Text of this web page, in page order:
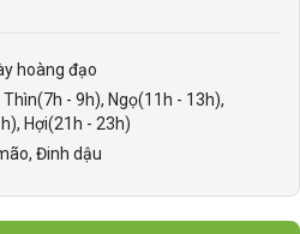
hoàng đạo
- 9h), Ngọ(11h - 13h),
Hợi(21h - 23h)
Đinh dậu